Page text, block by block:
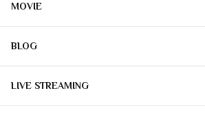
MOVIE
BLOG
LIVE STREAMING